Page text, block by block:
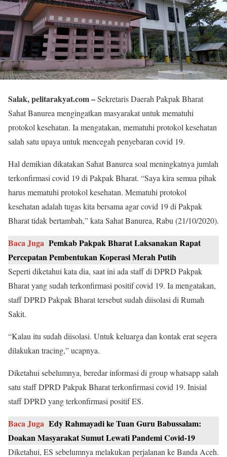
Salak, pelitarakyat.com –Sekretaris Daerah Pakpak Bharat
Sahat Banurea mengingatkan masyarakat untuk mematuhi
protokol kesehatan. Ia mengatakan, mematuhi protokol kesehatan
salah satu upaya untuk mencegah penyebaran covid 19.
Hal demikian dikatakan Sahat Banurea soal meningkatnya jumlah
terkonfirmasi covid 19 di Pakpak Bharat. “Saya kira semua pihak
harus mematuhi protokol kesehatan. Mematuhi protokol
kesehatan adalah tugas kita bersama agar covid 19 di Pakpak
Bharat tidak bertambah,” kata Sahat Banurea, Rabu (21/10/2020).
Baca Juga Pemkab Pakpak Bharat Laksanakan Rapat
Percepatan Pembentukan Koperasi Merah Putih
Seperti diketahui kata dia, saat ini ada staff di DPRD Pakpak
Bharat yang sudah terkonfirmasi positif covid 19. Ia mengatakan,
staff DPRD Pakpak Bharat tersebut sudah diisolasi di Rumah
Sakit.
“Kalau itu sudah diisolasi. Untuk keluarga dan kontak erat segera
dilakukan tracing,” ucapnya.
Diketahui sebelumnya, beredar informasi di group whatsapp salah
satu staff DPRD Pakpak Bharat terkonfirmasi covid 19. Inisial
staff DPRD yang terkonfirmasi positif ES.
Baca Juga Edy Rahmayadi ke Tuan Guru Babussalam:
Doakan Masyarakat Sumut Lewati Pandemi Covid-19
Diketahui, ES sebelumnya melakukan perjalanan ke Banda Aceh.